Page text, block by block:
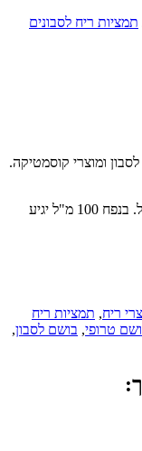
תמציות ריח לסבונים
ומוצרי קוסמטיקה.
בקבוק טפטפת נוח לשימוש (בנפחים 10 ו-30 מ"ל. בנפח 100 מ"ל יגיע
ריח, תמציות ריח
טרופי, בושם לסבון,